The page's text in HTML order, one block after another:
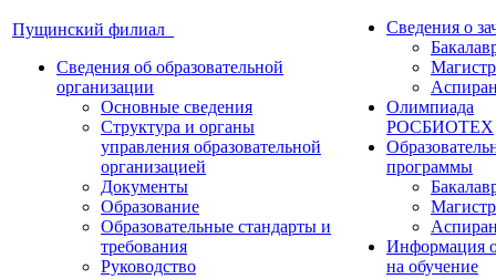
Пущинский филиал
Сведения об образовательной
организации
Основные сведения
Структура и органы
управления образовательной
организацией
Документы
Образование
Образовательные стандарты и
требования
Руководство
Сведения о
Олимпиада
РОСБИОТЕХ
программы
Информация
на обучение